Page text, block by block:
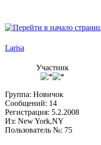
Larisa
Участник
Группа: Новичок
Сообщений: 14
Регистрация: 5.2.2008
Из: New York,NY
Пользователь №: 75